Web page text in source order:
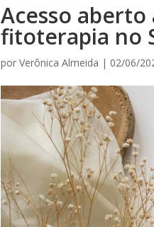
Acesso aberto
fitoterapia no
porVerônica Almeida | 02/06/